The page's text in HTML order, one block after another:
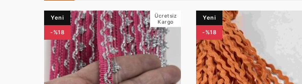
Yeni
-%18
Ücretsiz
Kargo
Yeni
-%18